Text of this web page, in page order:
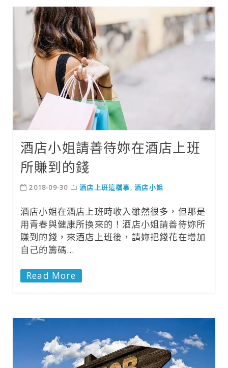
酒店小姐請善待妳在酒店上班
所賺到的錢
2018-09-30 酒店上班這檔事,酒店小姐
酒店小姐在酒店上班時收入雖然很多，但那是
用青春與健康所換來的！酒店小姐請善待妳所
賺到的錢，來酒店上班後，請妳把錢花在增加
自己的籌碼…
Read More